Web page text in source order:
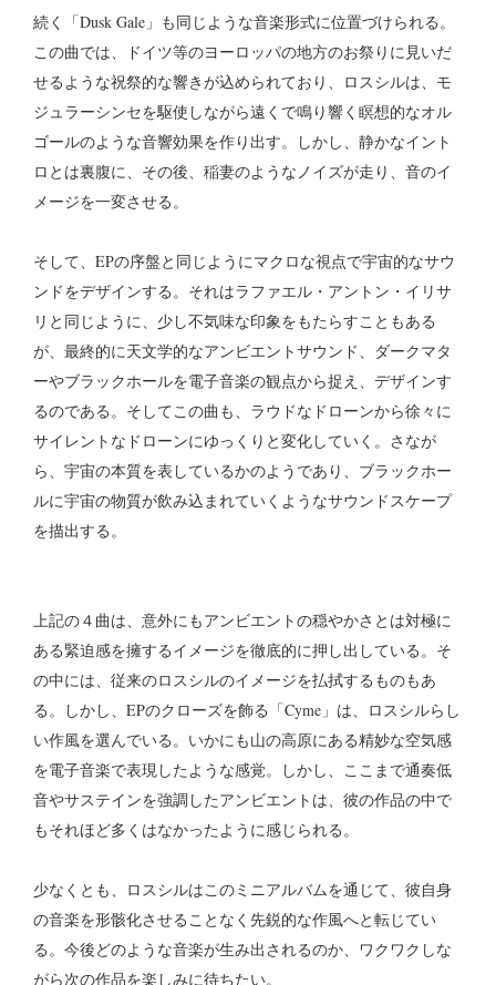
続く「Dusk Gale」も同じような音楽形式に位置づけられる。
この曲では、ドイツ等のヨーロッパの地方のお祭りに見いだ
せるような祝祭的な響きが込められており、ロスシルは、モ
ジュラーシンセを駆使しながら遠くで鳴り響く瞑想的なオル
ゴールのような音響効果を作り出す。しかし、静かなイント
ロとは裏腹に、その後、稲妻のようなノイズが走り、音のイ
メージを一変させる。
そして、EPの序盤と同じようにマクロな視点で宇宙的なサウ
ンドをデザインする。それはラファエル・アントン・イリサ
リと同じように、少し不気味な印象をもたらすこともある
が、最終的に天文学的なアンビエントサウンド、ダークマタ
ーやブラックホールを電子音楽の観点から捉え、デザインす
るのである。そしてこの曲も、ラウドなドローンから徐々に
サイレントなドローンにゆっくりと変化していく。さなが
ら、宇宙の本質を表しているかのようであり、ブラックホー
ルに宇宙の物質が飲み込まれていくようなサウンドスケープ
を描出する。
上記の４曲は、意外にもアンビエントの穏やかさとは対極に
ある緊迫感を擁するイメージを徹底的に押し出している。そ
の中には、従来のロスシルのイメージを払拭するものもあ
る。しかし、EPのクローズを飾る「Cyme」は、ロスシルらし
い作風を選んでいる。いかにも山の高原にある精妙な空気感
を電子音楽で表現したような感覚。しかし、ここまで通奏低
音やサステインを強調したアンビエントは、彼の作品の中で
もそれほど多くはなかったように感じられる。
少なくとも、ロスシルはこのミニアルバムを通じて、彼自身
の音楽を形骸化させることなく先鋭的な作風へと転じてい
る。今後どのような音楽が生み出されるのか、ワクワクしな
がら次の作品を楽しみに待ちたい。